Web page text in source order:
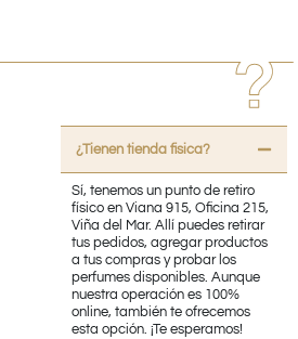
¿Tienen tienda fisica?
Sí, tenemos un punto de retiro
físico en Viana 915, Oficina 215,
Viña del Mar. Allí puedes retirar
tus pedidos, agregar productos
a tus compras y probar los
perfumes disponibles. Aunque
nuestra operación es 100%
online, también te ofrecemos
esta opción. ¡Te esperamos!